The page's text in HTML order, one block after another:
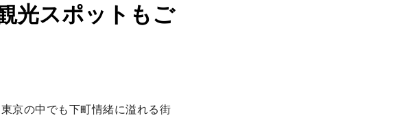
光スポットもご
京の中でも下町情緒に溢れる街